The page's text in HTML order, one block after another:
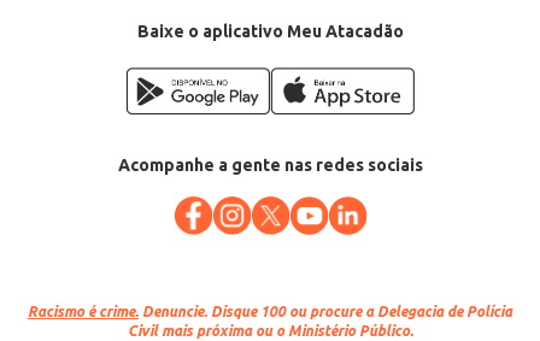
Comprimento: 2,5m
EAN: 7897186003832
Baixe o aplicativo Meu Atacadão
Acompanhe a gente nas redes sociais
Racismo é crime. Denuncie. Disque 100 ou procure a Delegacia de Polícia
Civil mais próxima ou o Ministério Público.